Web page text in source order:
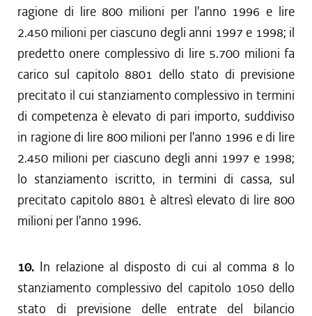
ragione di lire 800 milioni per l'anno 1996 e lire
2.450 milioni per ciascuno degli anni 1997 e 1998; il
predetto onere complessivo di lire 5.700 milioni fa
carico sul capitolo 8801 dello stato di previsione
precitato il cui stanziamento complessivo in termini
di competenza è elevato di pari importo, suddiviso
in ragione di lire 800 milioni per l'anno 1996 e di lire
2.450 milioni per ciascuno degli anni 1997 e 1998;
lo stanziamento iscritto, in termini di cassa, sul
precitato capitolo 8801 è altresì elevato di lire 800
milioni per l'anno 1996.
10. In relazione al disposto di cui al comma 8 lo
stanziamento complessivo del capitolo 1050 dello
stato di previsione delle entrate del bilancio